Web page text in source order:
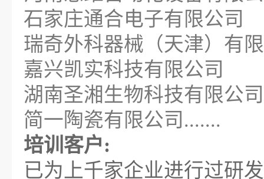
石家庄通合电子有限公司
瑞奇外科器械（天津）有
嘉兴凯实科技有限公司
湖南圣湘生物科技有限公司
简一陶瓷有限公司.......
培训客户:
已为上千家企业进行过研